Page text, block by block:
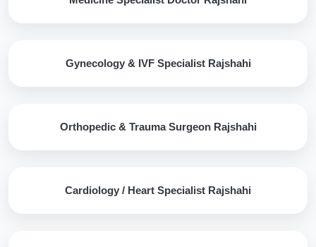
Gynecology & IVF Specialist Rajshahi
Orthopedic & Trauma Surgeon Rajshahi
Cardiology / Heart Specialist Rajshahi